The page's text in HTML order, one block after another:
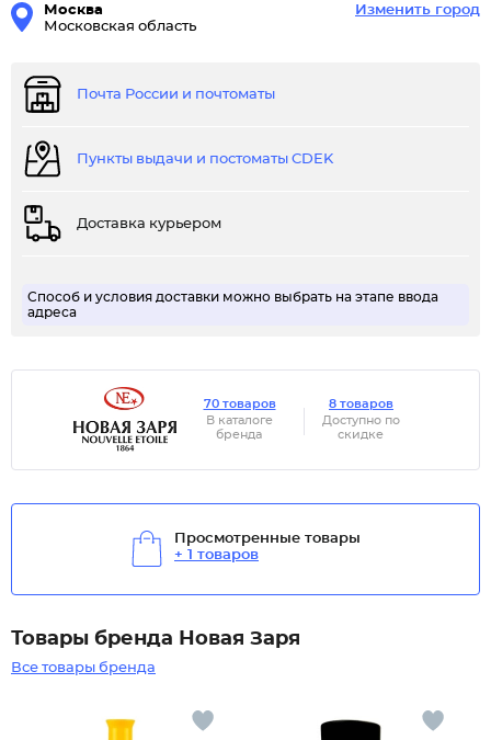
Москва
Московская область
Изменить город
Почта России и почтоматы
Пункты выдачи и постоматы CDEK
Доставка курьером
Способ и условия доставки можно выбрать на этапе ввода
адреса
70 товаров
В каталоге
бренда
8 товаров
Доступно по
скидке
Просмотренные товары
+ 1 товаров
Товары бренда Новая Заря
Все товары бренда